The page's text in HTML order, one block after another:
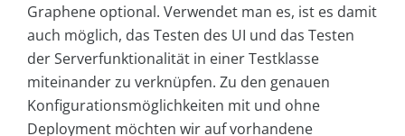
Graphene optional. Verwendet man es, ist es damit
auch möglich, das Testen des UI und das Testen
der Serverfunktionalität in einer Testklasse
miteinander zu verknüpfen. Zu den genauen
Konfigurationsmöglichkeiten mit und ohne
Deployment möchten wir auf vorhandene